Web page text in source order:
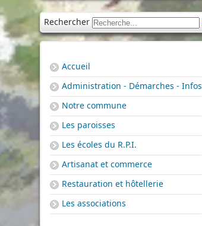
Rechercher
Accueil
Administration - Démarches - Infos
Notre commune
Les paroisses
Les écoles du R.P.I.
Artisanat et commerce
Restauration et hôtellerie
Les associations